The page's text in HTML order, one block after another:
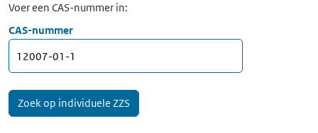
Voer een CAS-nummer in:
CAS-nummer